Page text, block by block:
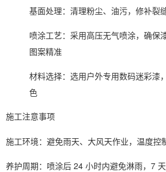
基面处理：清理粉尘、油污，修补裂
喷涂工艺：采用高压无气喷涂，确保
图案精准
材料选择：选用户外专用数码迷彩漆
色
施工注意事项
施工环境：避免雨天、大风天作业，温度
养护周期：喷涂后 24 小时内避免淋雨，7